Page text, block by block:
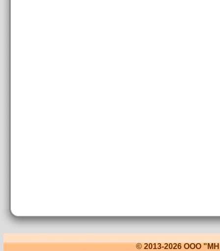
© 2013-2026 ООО